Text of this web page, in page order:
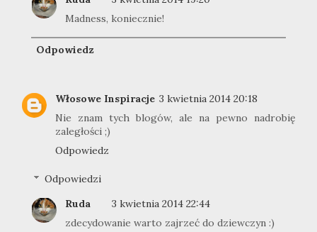
Madness, koniecznie!
Odpowiedz
Włosowe Inspiracje 3 kwietnia 2014 20:18
Nie znam tych blogów, ale na pewno nadrobię
zaległości ;)
Odpowiedz
Odpowiedzi
Ruda
3 kwietnia 2014 22:44
zdecydowanie warto zajrzeć do dziewczyn :)